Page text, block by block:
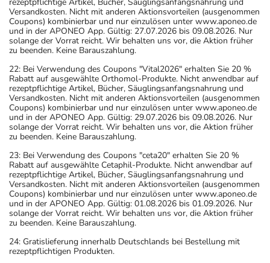
Versandkosten. Nicht mit anderen Aktionsvorteilen (ausgenommen
Coupons) kombinierbar und nur einzulösen unter www.aponeo.de
und in der APONEO App. Gültig: 27.07.2026 bis 09.08.2026. Nur
solange der Vorrat reicht. Wir behalten uns vor, die Aktion früher
zu beenden. Keine Barauszahlung.
22: Bei Verwendung des Coupons "Vital2026" erhalten Sie 20 %
Rabatt auf ausgewählte Orthomol-Produkte. Nicht anwendbar auf
rezeptpflichtige Artikel, Bücher, Säuglingsanfangsnahrung und
Versandkosten. Nicht mit anderen Aktionsvorteilen (ausgenommen
Coupons) kombinierbar und nur einzulösen unter www.aponeo.de
und in der APONEO App. Gültig: 29.07.2026 bis 09.08.2026. Nur
solange der Vorrat reicht. Wir behalten uns vor, die Aktion früher
zu beenden. Keine Barauszahlung.
23: Bei Verwendung des Coupons "ceta20" erhalten Sie 20 %
Rabatt auf ausgewählte Cetaphil-Produkte. Nicht anwendbar auf
rezeptpflichtige Artikel, Bücher, Säuglingsanfangsnahrung und
Versandkosten. Nicht mit anderen Aktionsvorteilen (ausgenommen
Coupons) kombinierbar und nur einzulösen unter www.aponeo.de
und in der APONEO App. Gültig: 01.08.2026 bis 01.09.2026. Nur
solange der Vorrat reicht. Wir behalten uns vor, die Aktion früher
zu beenden. Keine Barauszahlung.
24: Gratislieferung innerhalb Deutschlands bei Bestellung mit
rezeptpflichtigen Produkten.